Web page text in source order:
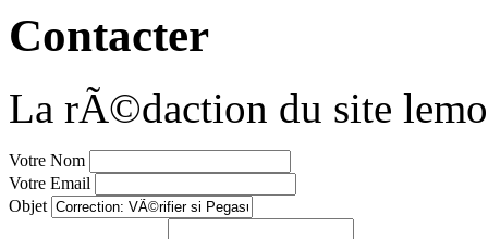
Contacter
La rÃ©daction du site
Votre Nom
Votre Email
Objet